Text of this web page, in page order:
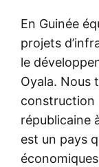
En Guinée
projets
le
Oyala. Nous
construction
républicaine
est un pays